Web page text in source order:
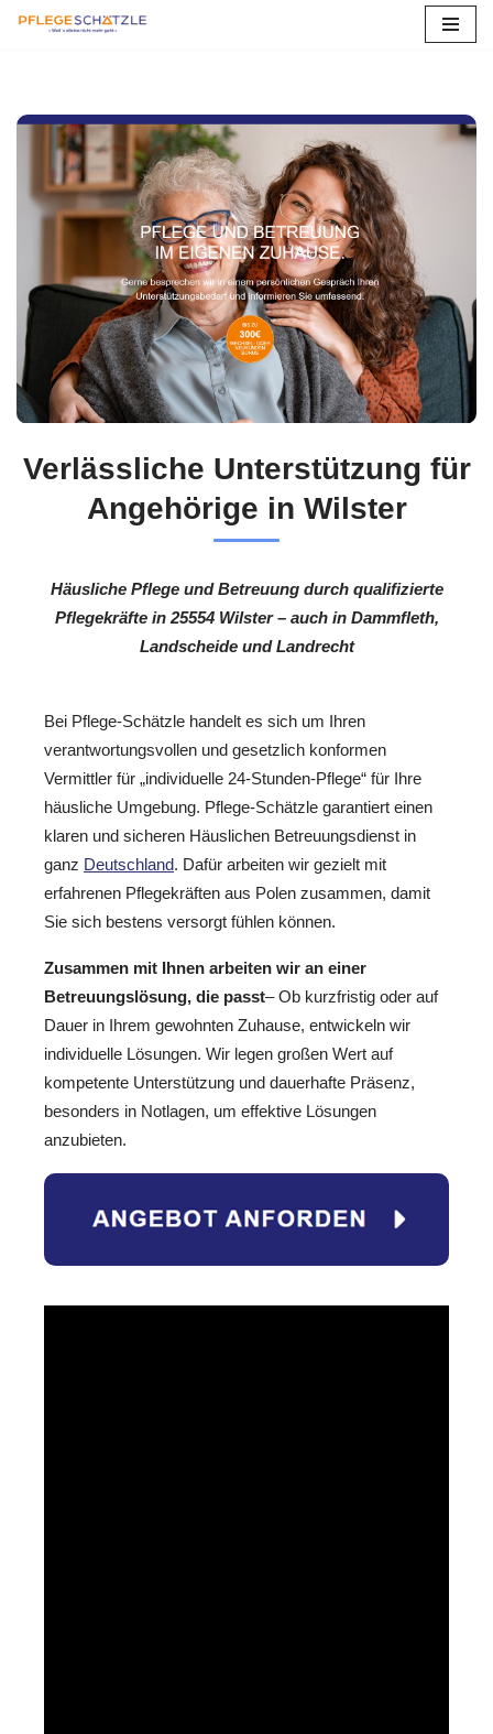
springen
Verlässliche Unterstützung für
Angehörige in Wilster
Häusliche Pflege und Betreuung durch qualifizierte
Pflegekräfte in 25554 Wilster – auch in Dammfleth,
Landscheide und Landrecht
Bei Pflege-Schätzle handelt es sich um Ihren
verantwortungsvollen und gesetzlich konformen
Vermittler für „individuelle 24-Stunden-Pflege“ für Ihre
häusliche Umgebung. Pflege-Schätzle garantiert einen
klaren und sicheren Häuslichen Betreuungsdienst in
ganz Deutschland. Dafür arbeiten wir gezielt mit
erfahrenen Pflegekräften aus Polen zusammen, damit
Sie sich bestens versorgt fühlen können.
Zusammen mit Ihnen arbeiten wir an einer
Betreuungslösung, die passt– Ob kurzfristig oder auf
Dauer in Ihrem gewohnten Zuhause, entwickeln wir
individuelle Lösungen. Wir legen großen Wert auf
kompetente Unterstützung und dauerhafte Präsenz,
besonders in Notlagen, um effektive Lösungen
anzubieten.